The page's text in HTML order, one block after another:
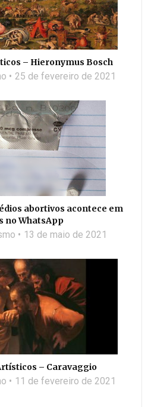
– Hieronymus Bosch
25 de fevereiro de 2021
abortivos acontece em
no WhatsApp
13 de maio de 2021
– Caravaggio
11 de fevereiro de 2021